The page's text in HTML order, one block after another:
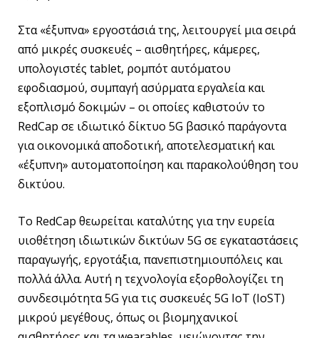
Στα «έξυπνα» εργοστάσιά της, λειτουργεί μια σειρά
από μικρές συσκευές – αισθητήρες, κάμερες,
υπολογιστές tablet, ρομπότ αυτόματου
εφοδιασμού, συμπαγή ασύρματα εργαλεία και
εξοπλισμό δοκιμών – οι οποίες καθιστούν το
RedCap σε ιδιωτικό δίκτυο 5G βασικό παράγοντα
για οικονομικά αποδοτική, αποτελεσματική και
«έξυπνη» αυτοματοποίηση και παρακολούθηση του
δικτύου.
Το RedCap θεωρείται καταλύτης για την ευρεία
υιοθέτηση ιδιωτικών δικτύων 5G σε εγκαταστάσεις
παραγωγής, εργοτάξια, πανεπιστημιουπόλεις και
πολλά άλλα. Αυτή η τεχνολογία εξορθολογίζει τη
συνδεσιμότητα 5G για τις συσκευές 5G IoT (IoST)
μικρού μεγέθους, όπως οι βιομηχανικοί